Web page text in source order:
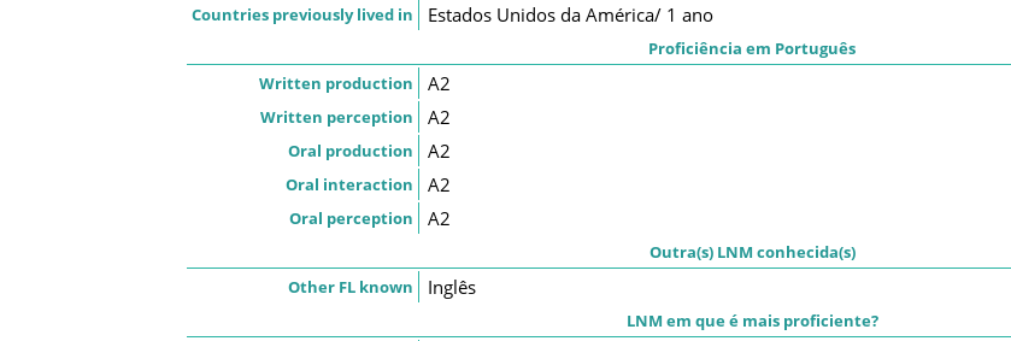
Countries previously lived in Estados Unidos da América/ 1 ano
Proficiência em Português
Written production
A2
Written perception A2
Oral production A2
Oral interaction A2
Oral perception A2
Outra(s) LNM conhecida(s)
Other FL known
Inglês
LNM em que é mais proficiente?